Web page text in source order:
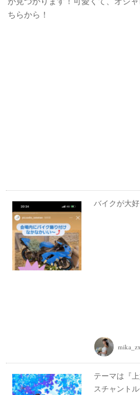
ちらから！
バイクが大好
テーマは『
スチャント